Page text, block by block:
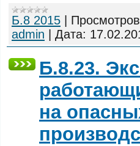
Б.8 2015
admin
Дата:
Б.8.23.
на